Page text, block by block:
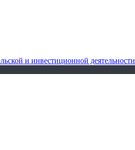
и инвестиционной деятельности